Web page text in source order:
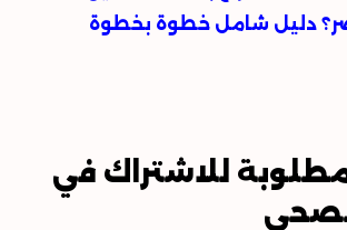
دليل شامل خطوة بخطوة
للاشتراك في